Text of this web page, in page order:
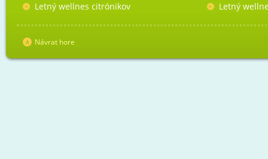
Letný wellnes citrónikov
Letný
Návrat hore